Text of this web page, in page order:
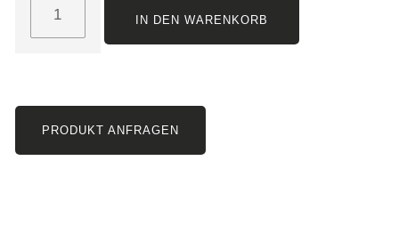
IN DEN WARENKORB
PRODUKT ANFRAGEN